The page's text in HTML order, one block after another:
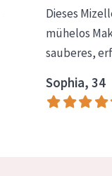
Dieses
mühelos
sauberes,
Sophia, 34